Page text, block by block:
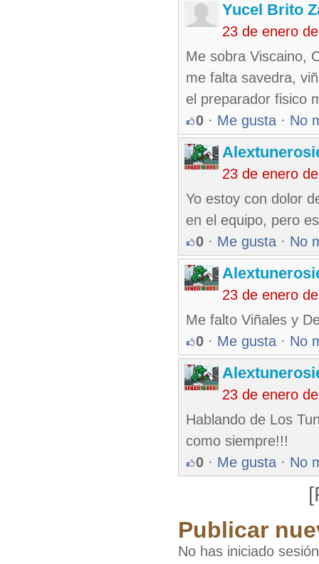
Yucel Brito
23 de enero
Me sobra Viscaino,
me falta savedra,
el preparador fisico
0 · Me gusta · No
23 de enero
Yo estoy con dolor
en el equipo, pero
0 · Me gusta · No
23 de enero
Me falto Viñales y
0 · Me gusta · No
23 de enero
Hablando de Los
como siempre!!!
0 · Me gusta · No
Publicar
No has iniciado